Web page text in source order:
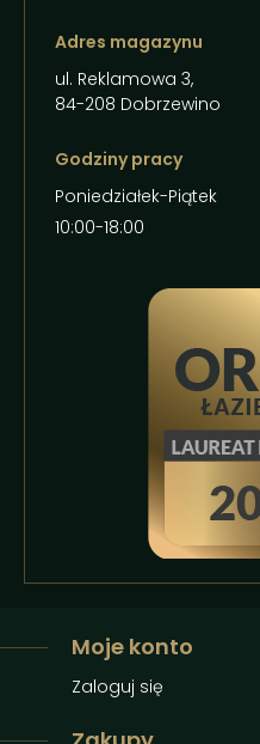
Adres magazynu
ul. Reklamowa 3,
84-208 Dobrzewino
Godziny pracy
Poniedziałek-Piątek
10:00-18:00
Moje konto
Zaloguj się